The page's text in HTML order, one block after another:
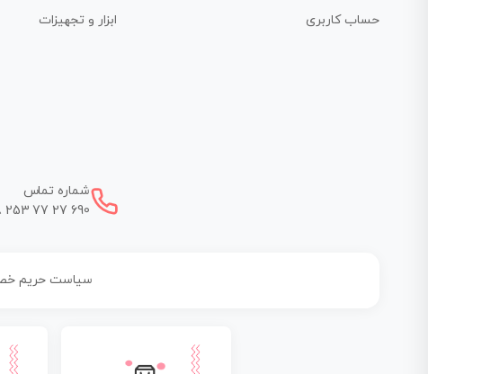
حساب کاربری
ابزار و تجهیزات
شماره تماس
253 77 27 690
سیاست حریم